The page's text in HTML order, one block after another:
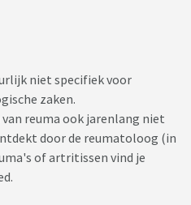
niet specifiek voor
zaken.
reuma ook jarenlang niet
door de reumatoloog (in
of artritissen vind je